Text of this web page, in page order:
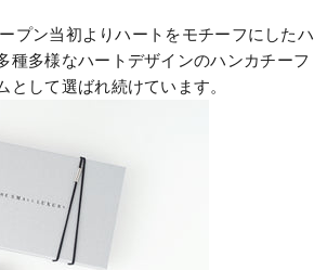
プン当初よりハートをモチーフにしたハ
種多様なハートデザインのハンカチーフ
して選ばれ続けています。